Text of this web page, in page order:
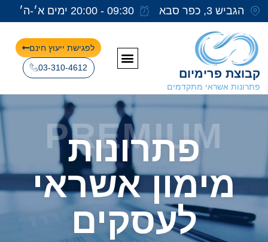
הגביש 3, כפר סבא 09:30 - 20:00 ימים א׳-ה׳
קבוצת פרימיום
פתרונות אשראי מתקדמים
לפגישת ייעוץ חינם
03-310-4612
PREMIUM
פתרונות
מימון אשראי
לעסקים